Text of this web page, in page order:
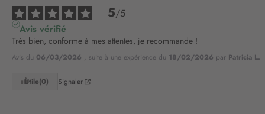
5/5
Avis vérifié
Très bien, conforme à mes attentes, je recommande !
Avis du 06/03/2026 , suite à une expérience du 18/02/2026 par Patricia L.
Utile(0) Signaler